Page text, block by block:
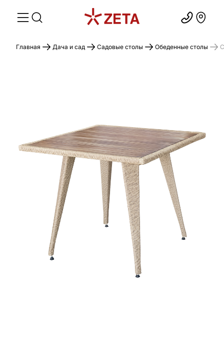
Главная Дача и сад Садовые столы Обеденные столы